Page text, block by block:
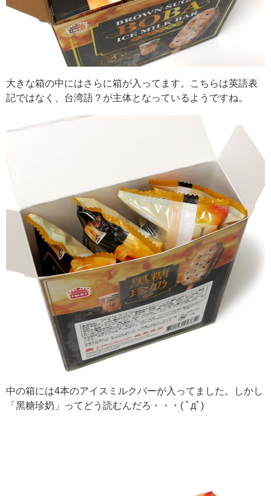
大きな箱の中にはさらに箱が入ってます。こちらは英語表
記ではなく、台湾語？が主体となっているようですね。
中の箱には4本のアイスミルクバーが入ってました。しかし
「黑糖珍奶」ってどう読むんだろ・・・( ﾟдﾟ)